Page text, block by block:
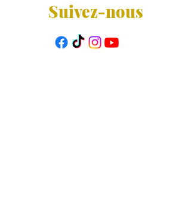
Suivez-nous